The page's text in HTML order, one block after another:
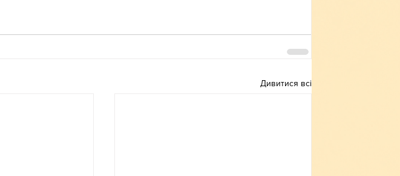
Дивитися всі